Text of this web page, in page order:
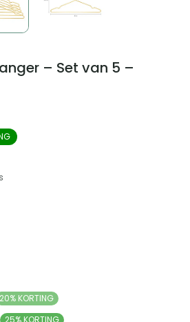
– Set van 5 –
20% KORTING
25% KORTING